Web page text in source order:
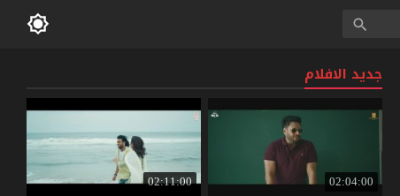
جديد الافلام
02:04:00
02:11:00